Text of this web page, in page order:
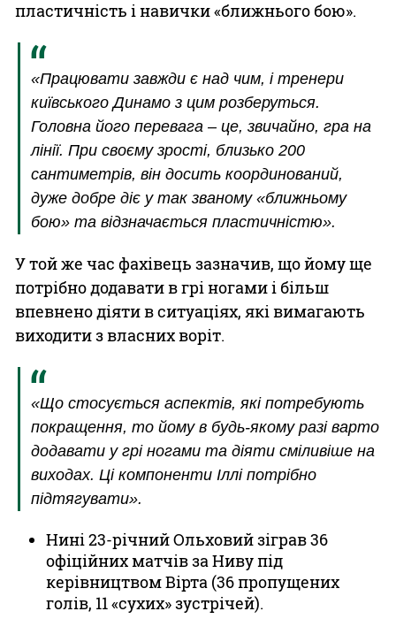
пластичність і навички «ближнього бою».
«Працювати завжди є над чим, і тренери
київського Динамо з цим розберуться.
Головна його перевага – це, звичайно, гра на
лінії. При своєму зрості, близько 200
сантиметрів, він досить координований,
дуже добре діє у так званому «ближньому
бою» та відзначається пластичністю».
У той же час фахівець зазначив, що йому ще
потрібно додавати в грі ногами і більш
впевнено діяти в ситуаціях, які вимагають
виходити з власних воріт.
«Що стосується аспектів, які потребують
покращення, то йому в будь-якому разі варто
додавати у грі ногами та діяти сміливіше на
виходах. Ці компоненти Іллі потрібно
підтягувати».
Нині 23-річний Ольховий зіграв 36
офіційних матчів за Ниву під
керівництвом Вірта (36 пропущених
голів, 11 «сухих» зустрічей).